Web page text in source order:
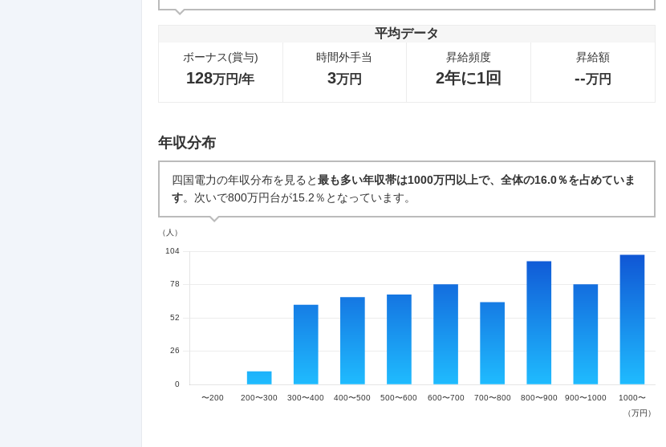
0件 2件
平均データ
ボーナス(賞与)
128万円/年
時間外手当
3万円
昇給頻度
2年に1回
昇給額
--万円
年収分布
四国電力の年収分布を見ると最も多い年収帯は1000万円以上で、全体の16.0％を占めていま
す。次いで800万円台が15.2％となっています。